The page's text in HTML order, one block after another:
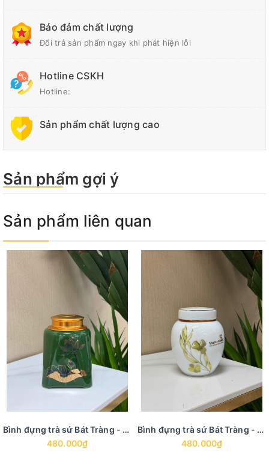
Bảo đảm chất lượng
Đổi trả sản phẩm ngay khi phát hiện lỗi
Hotline CSKH
Hotline:
Sản phẩm chất lượng cao
Sản phẩm gợi ý
Sản phẩm liên quan
Bình đựng trà sứ Bát Tràng - BTS 20
480.000₫
Bình đựng trà sứ Bát Tràng - BTS 19
480.000₫